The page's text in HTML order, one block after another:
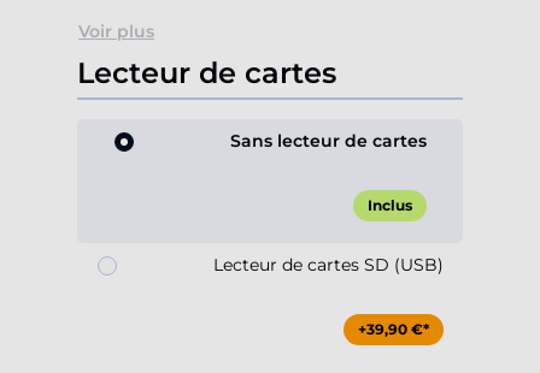
Voir plus
Lecteur de cartes
Sans lecteur de cartes
Inclus
Lecteur de cartes SD (USB)
+39,90 €*